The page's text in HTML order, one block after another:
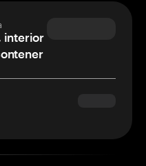
interior